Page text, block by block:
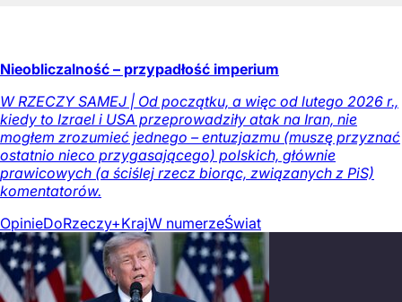
Nieobliczalność – przypadłość imperium
W RZECZY SAMEJ | Od początku, a więc od lutego 2026 r.,
kiedy to Izrael i USA przeprowadziły atak na Iran, nie
mogłem zrozumieć jednego – entuzjazmu (muszę przyznać
ostatnio nieco przygasającego) polskich, głównie
prawicowych (a ściślej rzecz biorąc, związanych z PiS)
komentatorów.
OpinieDoRzeczy+KrajW numerzeŚwiat